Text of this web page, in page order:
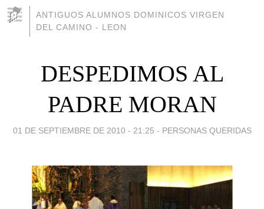
ANTIGUOS ALUMNOS DOMINICOS VIRGEN
DEL CAMINO - LEON
DESPEDIMOS AL
PADRE MORAN
01 DE SEPTIEMBRE DE 2010 - 21:25 - PERSONAS QUERIDAS